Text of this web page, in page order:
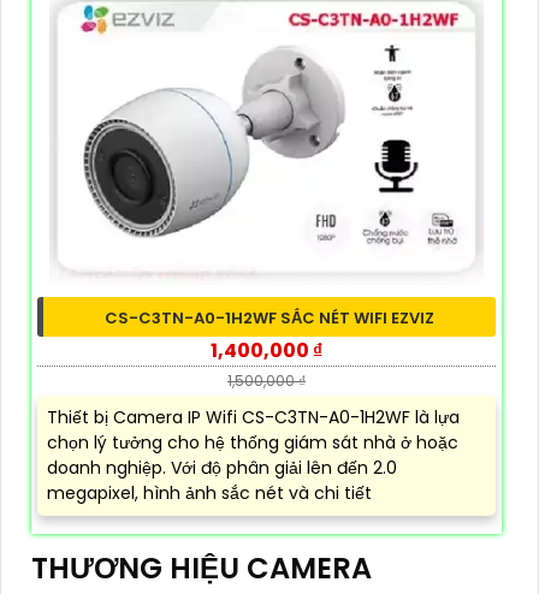
CS-C3TN-A0-1H2WF SẮC NÉT WIFI EZVIZ
1,400,000 ₫
1,500,000 ₫
Thiết bị Camera IP Wifi CS-C3TN-A0-1H2WF là lựa
chọn lý tưởng cho hệ thống giám sát nhà ở hoặc
doanh nghiệp. Với độ phân giải lên đến 2.0
megapixel, hình ảnh sắc nét và chi tiết
THƯƠNG HIỆU CAMERA